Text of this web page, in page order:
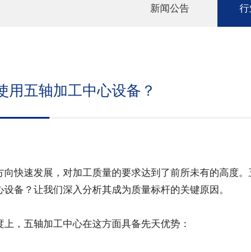
新闻公告 行
用五轴加工中心设备？
速发展，对加工质量的要求达到了前所未有的高度
备？让我们深入分析其成为质量标杆的关键原因。
五轴加工中心在这方面具备先天优势：